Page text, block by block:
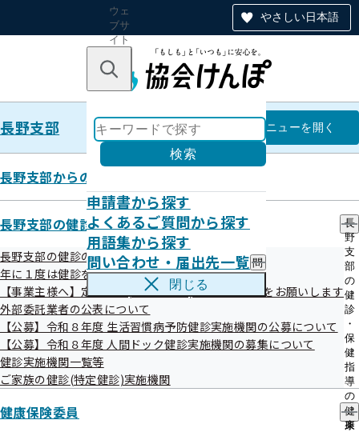
やさしい日本語
ウェ
ブサ
イト
のナ
ン
キーワードで探す
検索
申請書から探す
よくあるご質問から探す
用語集から探す
問い合わせ・届出先一覧 問
い
せ
・
届
一
閉じる
長野支部 長野支部
メニューを開く
長野支部からのお知らせ
長野支部の健診・保健指導のご案内
長
野
支
部
の
健
診
・
保
健
指
導
の
ご
案
長野支部の健診のご案内
年に１度は健診を！ 健診特集コーナー
【事業主様へ】定期健診(事業者健診)結果のご提供をお願いします
外部委託業者の公表について
【公募】令和８年度 生活習慣病予防健診実施機関の公募について
【公募】令和８年度 人間ドック健診実施機関の募集について
健診実施機関一覧等
ご家族の健診(特定健診)実施機関
健康保険委員
健
康
バックナンバー第156号（令和7
年11月10日配信）
令和07年12月18日
┏○o。.。-+-+-+-+-+-+-+-+-+-+-+-+-+-+-+- 2025.11.10配信